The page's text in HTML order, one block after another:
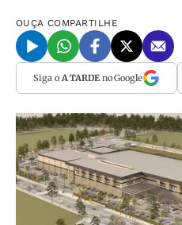
OUÇA COMPARTILHE
Siga o A TARDEno Google